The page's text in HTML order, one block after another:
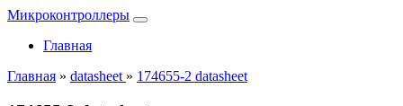
Микроконтроллеры
Главная
Главная » datasheet » 174655-2 datasheet